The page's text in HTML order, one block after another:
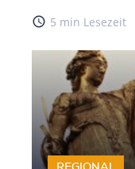
access_time 5 min Lesezeit